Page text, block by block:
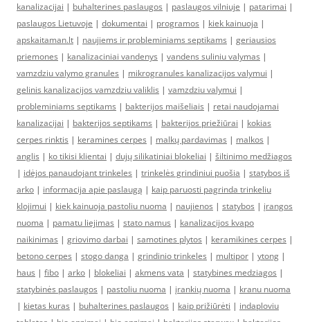
kanalizacijai | buhalterines paslaugos | paslaugos vilniuje | patarimai |
paslaugos Lietuvoje | dokumentai | programos | kiek kainuoja |
apskaitaman.lt | naujiems ir probleminiams septikams | geriausios
priemones | kanalizaciniai vandenys | vandens suliniu valymas |
vamzdziu valymo granules | mikrogranules kanalizacijos valymui |
gelinis kanalizacijos vamzdziu valiklis | vamzdziu valymui |
probleminiams septikams | bakterijos maišeliais | retai naudojamai
kanalizacijai | bakterijos septikams | bakterijos priežiūrai | kokias
cerpes rinktis | keramines cerpes | malkų pardavimas | malkos |
anglis | ko tikisi klientai | dujų silikatiniai blokeliai | šiltinimo medžiagos
| idėjos panaudojant trinkeles | trinkelės grindiniui puošia | statybos iš
arko | informacija apie paslaugą | kaip paruosti pagrinda trinkeliu
klojimui | kiek kainuoja pastoliu nuoma | naujienos | statybos | įrangos
nuoma | pamatu liejimas | stato namus | kanalizacijos kvapo
naikinimas | griovimo darbai | samotines plytos | keramikines cerpes |
betono cerpes | stogo danga | grindinio trinkeles | multipor | ytong |
haus | fibo | arko | blokeliai | akmens vata | statybines medziagos |
statybinės paslaugos | pastoliu nuoma | įrankių nuoma | kranu nuoma
| kietas kuras | buhalterines paslaugos | kaip prižiūrėti | indaploviu